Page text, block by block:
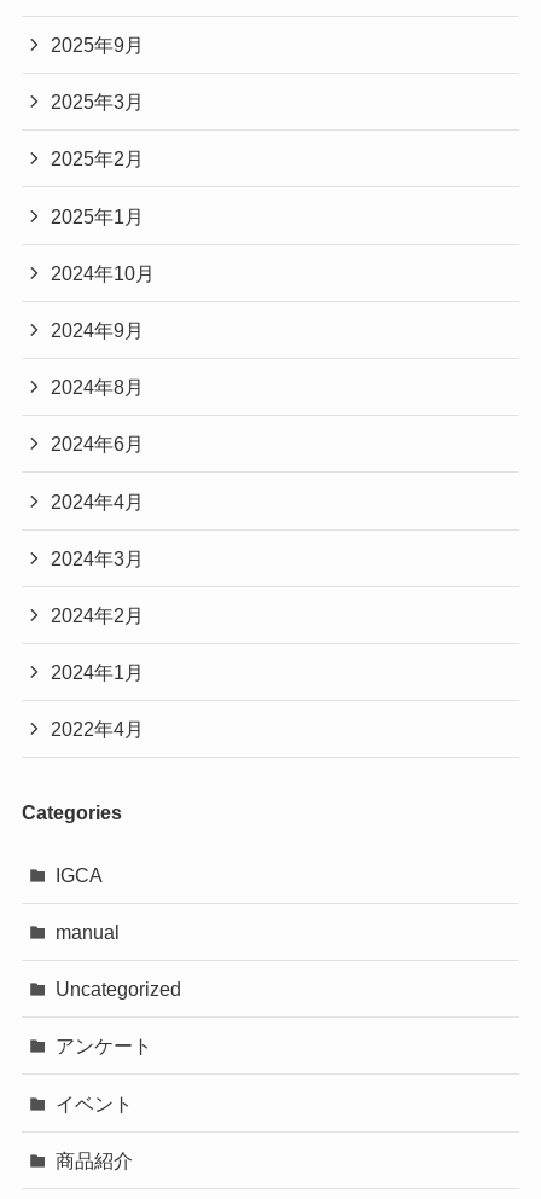
2025年9月
2025年3月
2025年2月
2025年1月
2024年10月
2024年9月
2024年8月
2024年6月
2024年4月
2024年3月
2024年2月
2024年1月
2022年4月
Categories
IGCA
manual
Uncategorized
アンケート
イベント
商品紹介